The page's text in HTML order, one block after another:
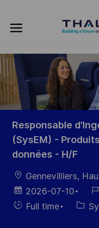
-
Responsable
(SysEM) -
données - H/F
Ort
Gennevilliers,
Datum der
Veröffentlichung
2026-07-10
Job-
ID
Einstellunngstyp
Full time